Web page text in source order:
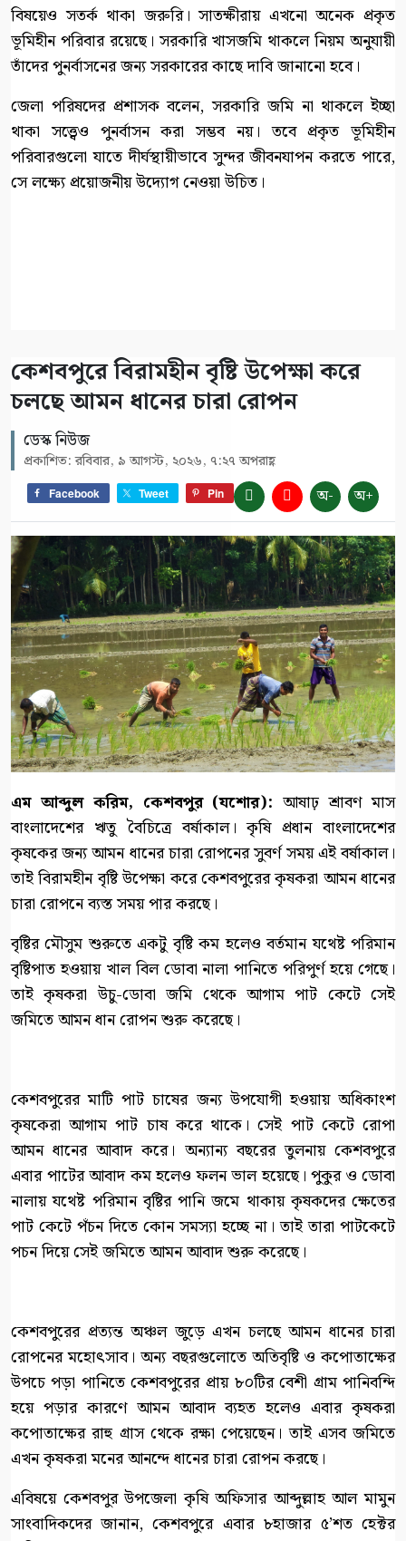
বিষয়েও সতর্ক থাকা জরুরি। সাতক্ষীরায় এখনো অনেক প্রকৃত
ভূমিহীন পরিবার রয়েছে। সরকারি খাসজমি থাকলে নিয়ম অনুযায়ী
তাঁদের পুনর্বাসনের জন্য সরকারের কাছে দাবি জানানো হবে।
জেলা পরিষদের প্রশাসক বলেন, সরকারি জমি না থাকলে ইচ্ছা
থাকা সত্ত্বেও পুনর্বাসন করা সম্ভব নয়। তবে প্রকৃত ভূমিহীন
পরিবারগুলো যাতে দীর্ঘস্থায়ীভাবে সুন্দর জীবনযাপন করতে পারে,
সে লক্ষ্যে প্রয়োজনীয় উদ্যোগ নেওয়া উচিত।
কেশবপুরে বিরামহীন বৃষ্টি উপেক্ষা করে
চলছে আমন ধানের চারা রোপন
ডেস্ক নিউজ
প্রকাশিত: রবিবার, ৯ আগস্ট, ২০২৬, ৭:২৭ অপরাহ্ণ
Facebook Tweet Pin অ- অ+
এম আব্দুল করিম, কেশবপুর (যশোর): আষাঢ় শ্রাবণ মাস
বাংলাদেশের ঋতু বৈচিত্রে বর্ষাকাল। কৃষি প্রধান বাংলাদেশের
কৃষকের জন্য আমন ধানের চারা রোপনের সুবর্ণ সময় এই বর্ষাকাল।
তাই বিরামহীন বৃষ্টি উপেক্ষা করে কেশবপুরের কৃষকরা আমন ধানের
চারা রোপনে ব্যস্ত সময় পার করছে।
বৃষ্টির মৌসুম শুরুতে একটু বৃষ্টি কম হলেও বর্তমান যথেষ্ট পরিমান
বৃষ্টিপাত হওয়ায় খাল বিল ডোবা নালা পানিতে পরিপুর্ণ হয়ে গেছে।
তাই কৃষকরা উচু-ডোবা জমি থেকে আগাম পাট কেটে সেই
জমিতে আমন ধান রোপন শুরু করেছে।
কেশবপুরের মাটি পাট চাষের জন্য উপযোগী হওয়ায় অধিকাংশ
কৃষকেরা আগাম পাট চাষ করে থাকে। সেই পাট কেটে রোপা
আমন ধানের আবাদ করে। অন্যান্য বছরের তুলনায় কেশবপুরে
এবার পাটের আবাদ কম হলেও ফলন ভাল হয়েছে। পুকুর ও ডোবা
নালায় যথেষ্ট পরিমান বৃষ্টির পানি জমে থাকায় কৃষকদের ক্ষেতের
পাট কেটে পঁচন দিতে কোন সমস্যা হচ্ছে না। তাই তারা পাটকেটে
পচন দিয়ে সেই জমিতে আমন আবাদ শুরু করেছে।
কেশবপুরের প্রত্যন্ত অঞ্চল জুড়ে এখন চলছে আমন ধানের চারা
রোপনের মহোৎসাব। অন্য বছরগুলোতে অতিবৃষ্টি ও কপোতাক্ষের
উপচে পড়া পানিতে কেশবপুরের প্রায় ৮০টির বেশী গ্রাম পানিবন্দি
হয়ে পড়ার কারণে আমন আবাদ ব্যহত হলেও এবার কৃষকরা
কপোতাক্ষের রাহু গ্রাস থেকে রক্ষা পেয়েছেন। তাই এসব জমিতে
এখন কৃষকরা মনের আনন্দে ধানের চারা রোপন করছে।
এবিষয়ে কেশবপুর উপজেলা কৃষি অফিসার আব্দুল্লাহ আল মামুন
সাংবাদিকদের জানান, কেশবপুরে এবার ৮হাজার ৫’শত হেক্টর